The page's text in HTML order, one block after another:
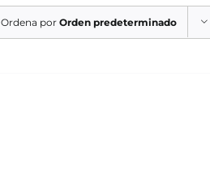
Ordena porOrden predeterminado